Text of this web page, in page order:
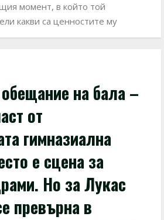
момент, в който той
какви са ценностите му
на бала –
от
гимназиална
е сцена за
Но за Лукас
превърна в